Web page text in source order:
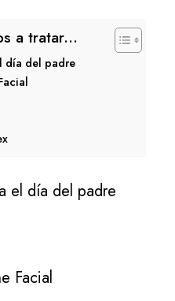
a tratar...
día del padre
el día del padre
Facial